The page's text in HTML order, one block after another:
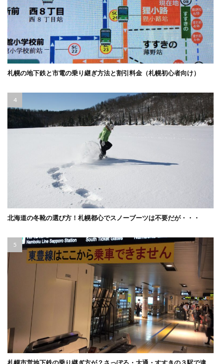
札幌の地下鉄と市電の乗り継ぎ方法と割引料金（札幌初心者向け）
北海道の冬靴の選び方！札幌都心でスノーブーツは不要だが・・・